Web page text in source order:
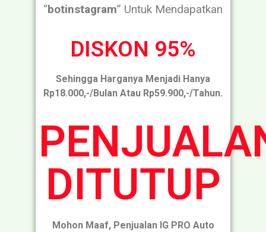
“botinstagram” Untuk Mendapatkan
DISKON 95%
Sehingga Harganya Menjadi Hanya
Rp18.000,-/bulan Atau Rp59.900,-/tahun.
DITUTUP
Mohon Maaf, Penjualan IG PRO Auto